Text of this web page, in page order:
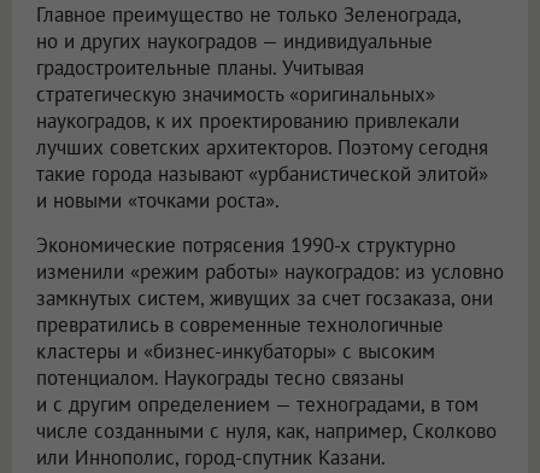
Главное преимущество не только Зеленограда,
но и других наукоградов — индивидуальные
градостроительные планы. Учитывая
стратегическую значимость «оригинальных»
наукоградов, к их проектированию привлекали
лучших советских архитекторов. Поэтому сегодня
такие города называют «урбанистической элитой»
и новыми «точками роста».
Экономические потрясения 1990-х структурно
изменили «режим работы» наукоградов: из условно
замкнутых систем, живущих за счет госзаказа, они
превратились в современные технологичные
кластеры и «бизнес-инкубаторы» с высоким
потенциалом. Наукограды тесно связаны
и с другим определением — техноградами, в том
числе созданными с нуля, как, например, Сколково
или Иннополис, город-спутник Казани.